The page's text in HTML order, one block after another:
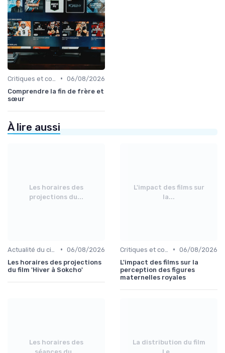
• 06/08/2026
Comprendre la fin de frère et
sœur
À lire aussi
Les horaires des
projections du...
• 06/08/2026
Les horaires des projections
du film 'Hiver à Sokcho'
L'impact des films sur
la...
• 06/08/2026
L'impact des films sur la
perception des figures
maternelles royales
Les horaires des
La distribution du film